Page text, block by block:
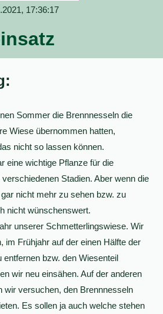
17:36:17
Sommer die Brennnesseln die
Wiese übernommen hatten,
nicht so lassen können.
eine wichtige Pflanze für die
Stadien. Aber wenn die
nicht mehr zu sehen bzw. zu
nicht wünschenswert.
unserer Schmetterlingswiese. Wir
im Frühjahr auf der einen Hälfte der
bzw. den Wiesenteil
wir neu einsähen. Auf der anderen
wir versuchen, den Brennnesseln
Es sollen ja auch welche stehen